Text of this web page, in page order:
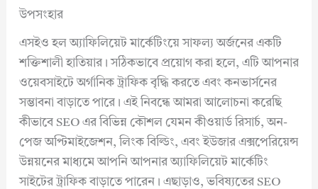
উপসংহার
এসইও হল অ্যাফিলিয়েট মার্কেটিংয়ে সাফল্য অর্জনের একটি
শক্তিশালী হাতিয়ার। সঠিকভাবে প্রয়োগ করা হলে, এটি আপনার
ওয়েবসাইটে অর্গানিক ট্রাফিক বৃদ্ধি করতে এবং কনভার্সনের
সম্ভাবনা বাড়াতে পারে। এই নিবন্ধে আমরা আলোচনা করেছি
কীভাবে SEO এর বিভিন্ন কৌশল যেমন কীওয়ার্ড রিসার্চ, অন-
পেজ অপ্টিমাইজেশন, লিংক বিল্ডিং, এবং ইউজার এক্সপেরিয়েন্স
উন্নয়নের মাধ্যমে আপনি আপনার অ্যাফিলিয়েট মার্কেটিং
সাইটের ট্রাফিক বাড়াতে পারেন। এছাড়াও, ভবিষ্যতের SEO